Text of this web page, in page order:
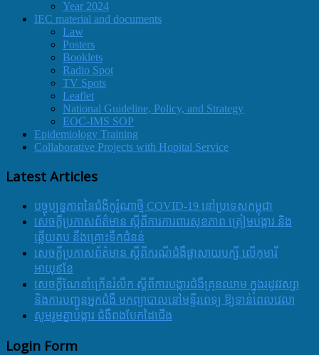
Year 2024
IEC material and documents
Law
Posters
Booklets
Radio Spot
TV Spots
Leaflet
National Guideline, Policy, and Strategy
EOC-IMS SOP
Epidemiology Training
Collaborative Projects with Hopital Service
Latest Articles
បច្ចុប្បន្នភាពនៃជំងឺកូរ៉ូណាថ្មី COVID-19 នៅប្រទេសកម្ពុជា
សេចក្តីប្រកាសព័ត៌មាន ស្តីពីការការពារសុខភាព ត្រៀមបង្ការ និង
ឆ្លើយតប នឹងគ្រោះទឹកជំនន់
សេចក្តីប្រកាសព័ត៌មាន ស្តីពីករណីជំងឺផ្តាសាយបក្សី លើកុមារី
អាយុ៩ខែ
សេចក្ដីណែនាំក្រើនរំលឹក ស្ដីពីការបង្ការជំងឺគ្រុនឈាម ក្នុងរដូវវស្សា
និងការបញ្ជូនអ្នកជំងឺ មកព្យាបាលនៅមន្ទីរពេទ្យ ឱ្យទាន់ពេលវេលា
សូមរួមគ្នាបង្ការ ជំងឺពងបែកដៃជើង
Login Form